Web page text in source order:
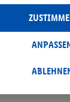
Versand
Jetzt zum
Gutschein
Zusammenhang
oder für
für